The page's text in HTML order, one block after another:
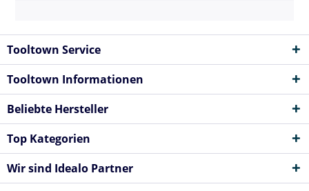
Tooltown Service
Tooltown Informationen
Beliebte Hersteller
Top Kategorien
Wir sind Idealo Partner